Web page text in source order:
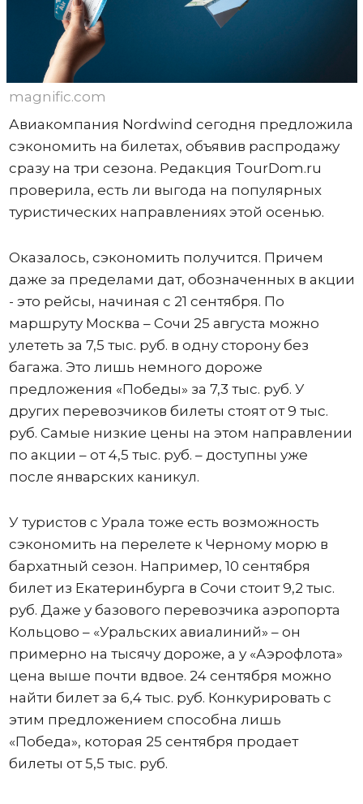
magnific.com
Авиакомпания Nordwind сегодня предложила
сэкономить на билетах, объявив распродажу
сразу на три сезона. Редакция TourDom.ru
проверила, есть ли выгода на популярных
туристических направлениях этой осенью.
Оказалось, сэкономить получится. Причем
даже за пределами дат, обозначенных в акции
- это рейсы, начиная с 21 сентября. По
маршруту Москва – Сочи 25 августа можно
улететь за 7,5 тыс. руб. в одну сторону без
багажа. Это лишь немного дороже
предложения «Победы» за 7,3 тыс. руб. У
других перевозчиков билеты стоят от 9 тыс.
руб. Самые низкие цены на этом направлении
по акции – от 4,5 тыс. руб. – доступны уже
после январских каникул.
У туристов с Урала тоже есть возможность
сэкономить на перелете к Черному морю в
бархатный сезон. Например, 10 сентября
билет из Екатеринбурга в Сочи стоит 9,2 тыс.
руб. Даже у базового перевозчика аэропорта
Кольцово – «Уральских авиалиний» – он
примерно на тысячу дороже, а у «Аэрофлота»
цена выше почти вдвое. 24 сентября можно
найти билет за 6,4 тыс. руб. Конкурировать с
этим предложением способна лишь
«Победа», которая 25 сентября продает
билеты от 5,5 тыс. руб.